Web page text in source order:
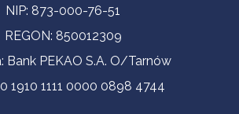
NIP: 873-000-76-51
REGON: 850012309
Bank PEKAO S.A. O/Tarnów
1910 1111 0000 0898 4744